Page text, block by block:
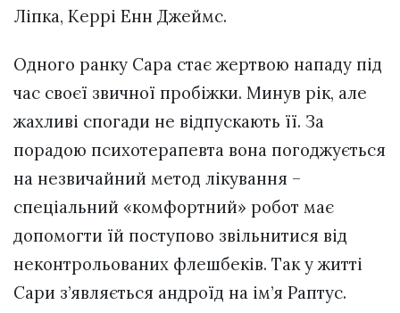
Ліпка, Керрі Енн Джеймс.
Одного ранку Сара стає жертвою нападу під
час своєї звичної пробіжки. Минув рік, але
жахливі спогади не відпускають її. За
порадою психотерапевта вона погоджується
на незвичайний метод лікування –
спеціальний «комфортний» робот має
допомогти їй поступово звільнитися від
неконтрольованих флешбеків. Так у житті
Сари з’являється андроїд на ім’я Раптус.